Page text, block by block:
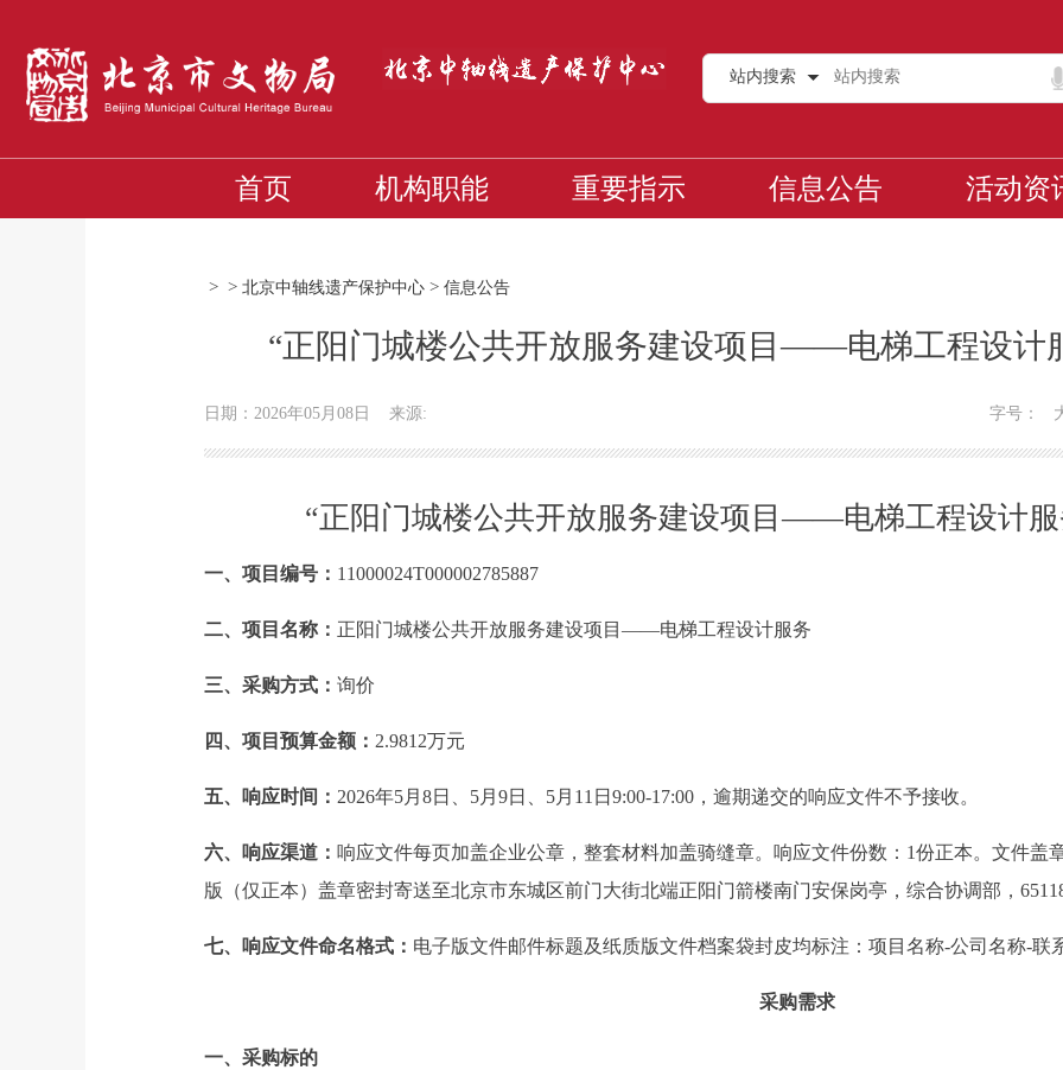
站内搜索
首页 机构职能 重要指示 信息公告 活动资
> > 北京中轴线遗产保护中心 > 信息公告
“正阳门城楼公共开放服务建设项目——电梯工程设计
日期：2026年05月08日 来源: 字号：
“正阳门城楼公共开放服务建设项目——电梯工程设计
一、项目编号： 11000024T000002785887
二、项目名称： 正阳门城楼公共开放服务建设项目——电梯工程设计服务
三、采购方式： 询价
四、项目预算金额： 2.9812万元
五、响应时间： 2026年5月8日、5月9日、5月11日9:00-17:00，逾期递交的响应文件不予接收。
六、响应渠道： 响应文件每页加盖企业公章，整套材料加盖骑缝章。响应文件份数：1份正本。文件盖
版（仅正本）盖章密封寄送至北京市东城区前门大街北端正阳门箭楼南门安保岗亭，综合协调部，
七、响应文件命名格式： 电子版文件邮件标题及纸质版文件档案袋封皮均标注：项目名称-公司名称-联
采购需求
一、采购标的